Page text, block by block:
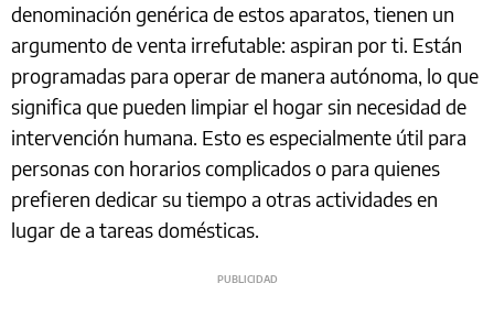
denominación genérica de estos aparatos, tienen un
argumento de venta irrefutable: aspiran por ti. Están
programadas para operar de manera autónoma, lo que
significa que pueden limpiar el hogar sin necesidad de
intervención humana. Esto es especialmente útil para
personas con horarios complicados o para quienes
prefieren dedicar su tiempo a otras actividades en
lugar de a tareas domésticas.